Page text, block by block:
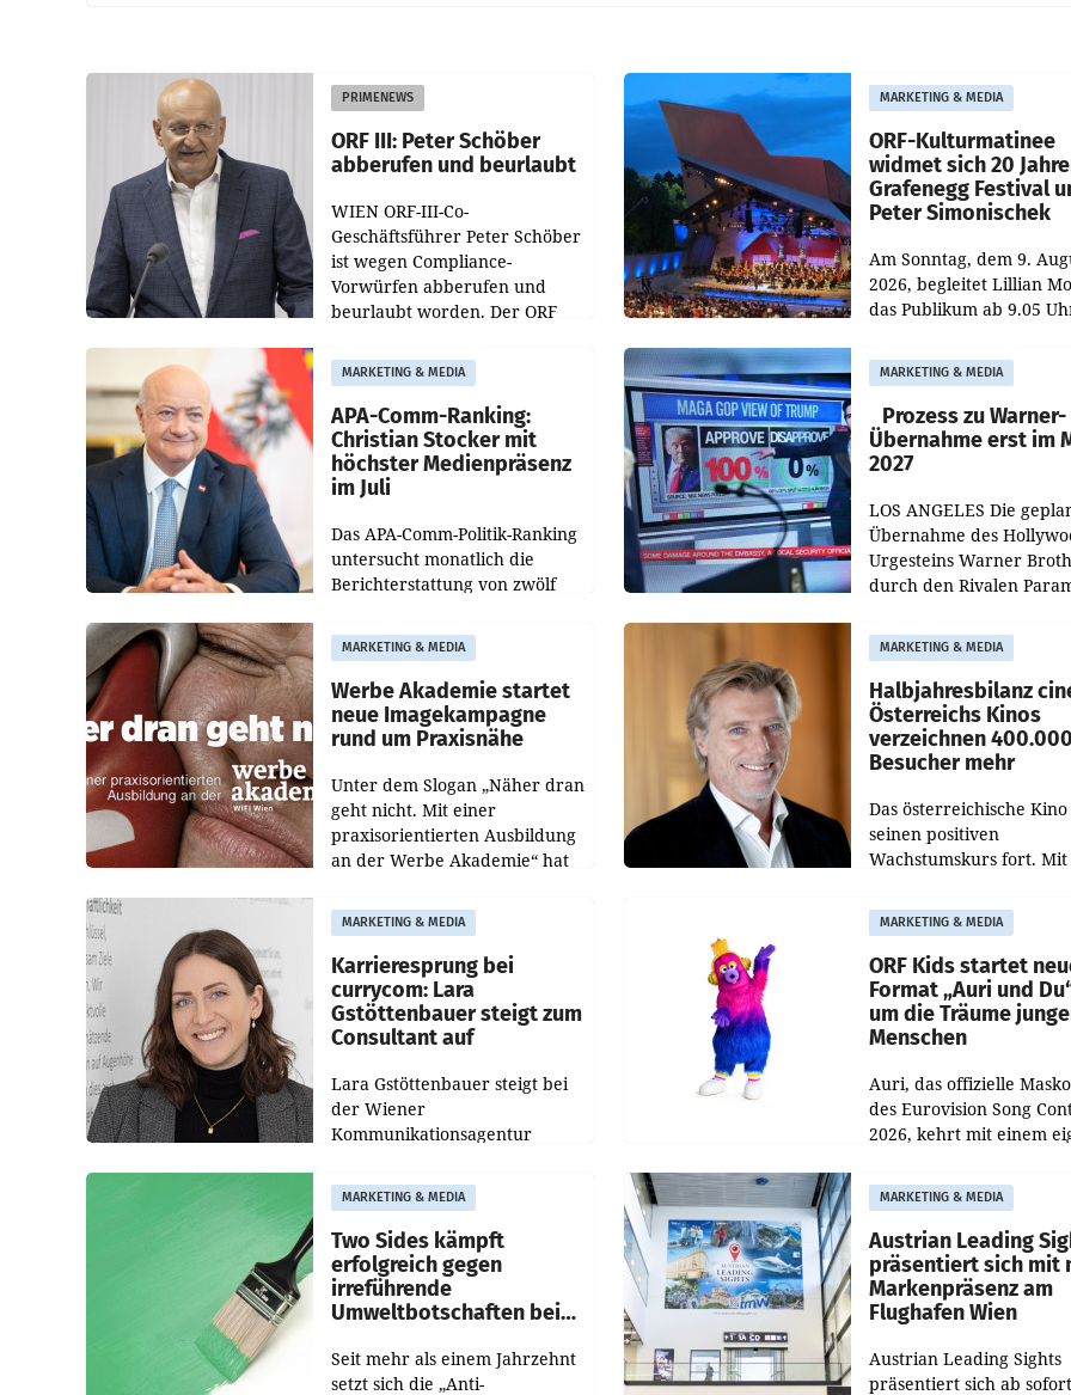
PRIMENEWS
ORF III: Peter Schöber
abberufen und beurlaubt
WIEN ORF-III-Co-
Geschäftsführer Peter Schöber
ist wegen Compliance-
Vorwürfen abberufen und
beurlaubt worden. Der ORF
entsprechende
Medienberichte.
MARKETING & MEDIA
ORF-Kulturmatinee
widmet sich 20
Grafenegg Festival
Peter Simonischek
Am Sonntag, dem 9.
2026, begleitet Lillian
das Publikum ab 9.05
„Kulturmatinee“. Die
startet mit der
„20 Jahre Grafenegg
MARKETING & MEDIA
APA-Comm-Ranking:
Christian Stocker mit
höchster Medienpräsenz
im Juli
Das APA-Comm-Politik-Ranking
untersucht monatlich die
Berichterstattung von zwölf
Tageszeitungen und analysiert,
welche Politikerinnen und
Politiker Österreichs die
MARKETING & MEDIA
Prozess zu Warner-
Übernahme erst im
2027
LOS ANGELES Die
Übernahme des
Urgesteins Warner
durch den Rivalen
Schwebe bleiben. Eine
Richterin setzte den
MARKETING & MEDIA
Werbe Akademie startet
neue Imagekampagne
rund um Praxisnähe
Unter dem Slogan „Näher dran
geht nicht. Mit einer
praxisorientierten Ausbildung
an der Werbe Akademie“ hat
WIFI Wien eine neue
Imagekampagne gestartet.
MARKETING & MEDIA
Halbjahresbilanz
Österreichs Kinos
verzeichnen 400.000
Besucher mehr
Das österreichische Kino
seinen positiven
Wachstumskurs fort.
und Besucher höheren
Nettoreichweite im ersten
Halbjahr 2026
MARKETING & MEDIA
Karrieresprung bei
currycom: Lara
Gstöttenbauer steigt zum
Consultant auf
Lara Gstöttenbauer steigt bei
der Wiener
Kommunikationsagentur
partners zum Consultant auf.
Die 27-jährige Beraterin
betreut Kundinnen und
Kunden in den Bereichen
MARKETING & MEDIA
ORF Kids startet
Format „Auri und
um die Träume
Menschen
Auri, das offizielle
des Eurovision Song
2026, kehrt mit einem
zurück. In der neuen
„Auri und Du“ bei ORF
steht
MARKETING & MEDIA
Two Sides kämpft
erfolgreich gegen
irreführende
Umweltbotschaften beim
Seit mehr als einem Jahrzehnt
setzt sich die „Anti-
MARKETING & MEDIA
Austrian Leading
präsentiert sich mit
Markenpräsenz am
Flughafen Wien
Austrian Leading Sights
präsentiert sich ab